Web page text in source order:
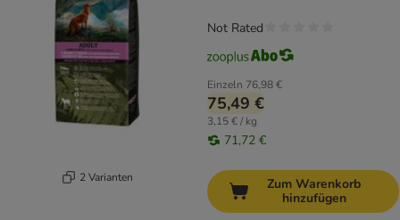
2 Varianten
Einzeln 76,98 €
75,49 €
3,15 € / kg
71,72 €
Not Rated
Zum Warenkorb
hinzufügen